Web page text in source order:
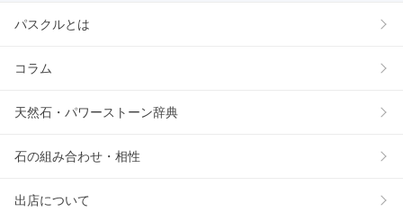
パスクルとは
コラム
天然石・パワーストーン辞典
石の組み合わせ・相性
出店について